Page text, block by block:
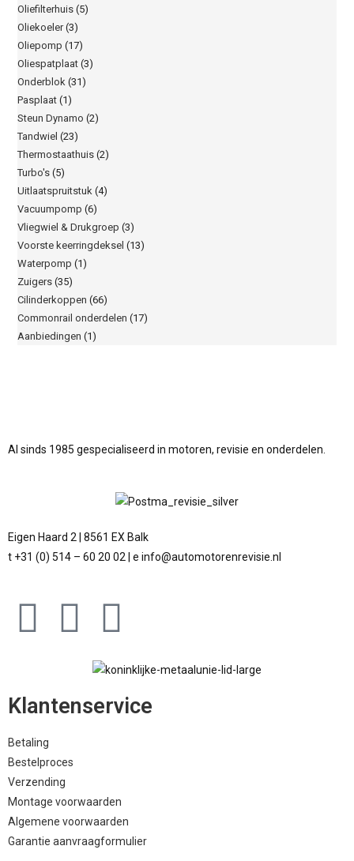
Oliefilterhuis (5)
Oliekoeler (3)
Oliepomp (17)
Oliespatplaat (3)
Onderblok (31)
Pasplaat (1)
Steun Dynamo (2)
Tandwiel (23)
Thermostaathuis (2)
Turbo's (5)
Uitlaatspruitstuk (4)
Vacuumpomp (6)
Vliegwiel & Drukgroep (3)
Voorste keerringdeksel (13)
Waterpomp (1)
Zuigers (35)
Cilinderkoppen (66)
Commonrail onderdelen (17)
Aanbiedingen (1)
Al sinds 1985 gespecialiseerd in motoren, revisie en onderdelen.
Eigen Haard 2 | 8561 EX Balk
t +31 (0) 514 – 60 20 02 | e info@automotorenrevisie.nl
Klantenservice
Betaling
Bestelproces
Verzending
Montage voorwaarden
Algemene voorwaarden
Garantie aanvraagformulier